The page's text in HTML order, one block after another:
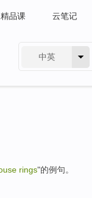
品课 云笔记
中英
rings"的例句。